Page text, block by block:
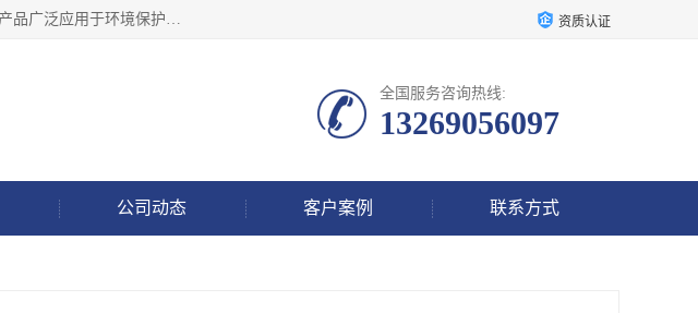
北京鸿泰顺达科技有限公司主要经营电子产品、机械设备、通讯设备、五金、交电等电子机械类产品；产品广泛应用于环境保护、石油化工、电力电子、冶金建筑、煤炭、农业、卫生防疫、教育科研等行业。并成功的与各地环境监测站、污水处理厂、卷烟厂、电厂、高校、科学院所、卫生防疫部门、煤矿、石化厂等用户建立了密切的合作关系。 资质认证
全国服务咨询热线:
13269056097
公司动态 客户案例 联系方式